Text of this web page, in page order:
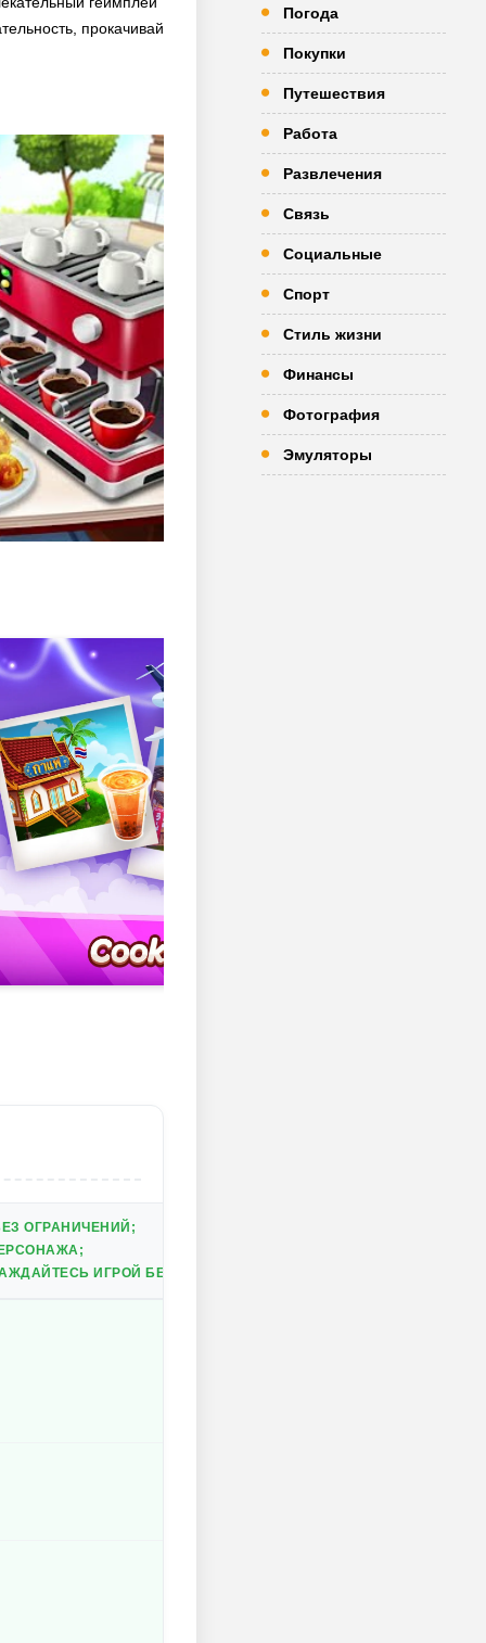
прокачивай
ОГРАНИЧЕНИЙ;
ИГРОЙ БЕЗ ОТВЛЕЧЕНИЙ.
Погода
Покупки
Путешествия
Работа
Развлечения
Связь
Социальные
Спорт
Стиль жизни
Финансы
Фотография
Эмуляторы